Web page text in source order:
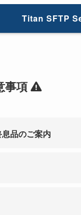
Titan SFTP
事項
品のご案内